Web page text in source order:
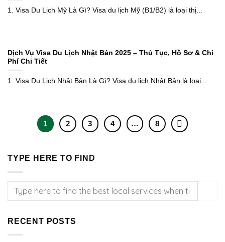
1. Visa Du Lịch Mỹ Là Gì? Visa du lịch Mỹ (B1/B2) là loại thị...
Dịch Vụ Visa Du Lịch Nhật Bản 2025 – Thủ Tục, Hồ Sơ & Chi
Phí Chi Tiết
1. Visa Du Lịch Nhật Bản Là Gì? Visa du lịch Nhật Bản là loại...
1 2 3 4 … 8
TYPE HERE TO FIND
RECENT POSTS